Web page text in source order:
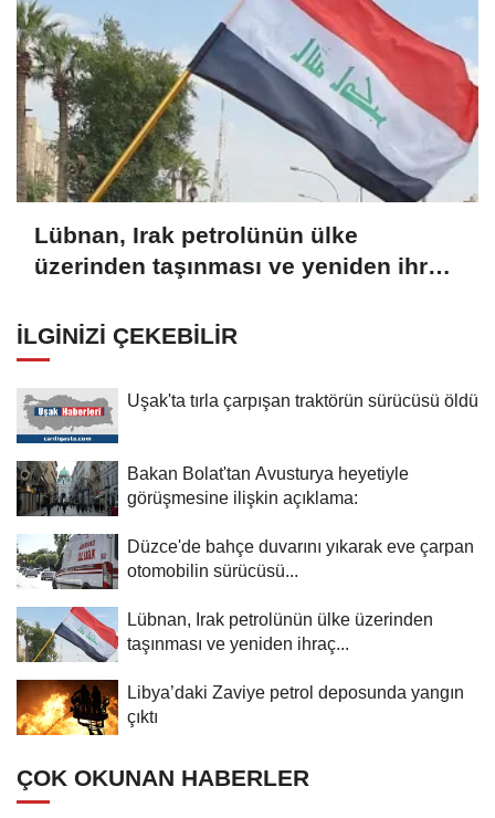
Lübnan, Irak petrolünün ülke
üzerinden taşınması ve yeniden ihraç
İLGINIZI ÇEKEBILIR
Uşak'ta tırla çarpışan traktörün sürücüsü öldü
Bakan Bolat'tan Avusturya heyetiyle
görüşmesine ilişkin açıklama:
Düzce'de bahçe duvarını yıkarak eve çarpan
otomobilin sürücüsü...
Lübnan, Irak petrolünün ülke üzerinden
taşınması ve yeniden ihraç...
Libya’daki Zaviye petrol deposunda yangın
çıktı
ÇOK OKUNAN HABERLER